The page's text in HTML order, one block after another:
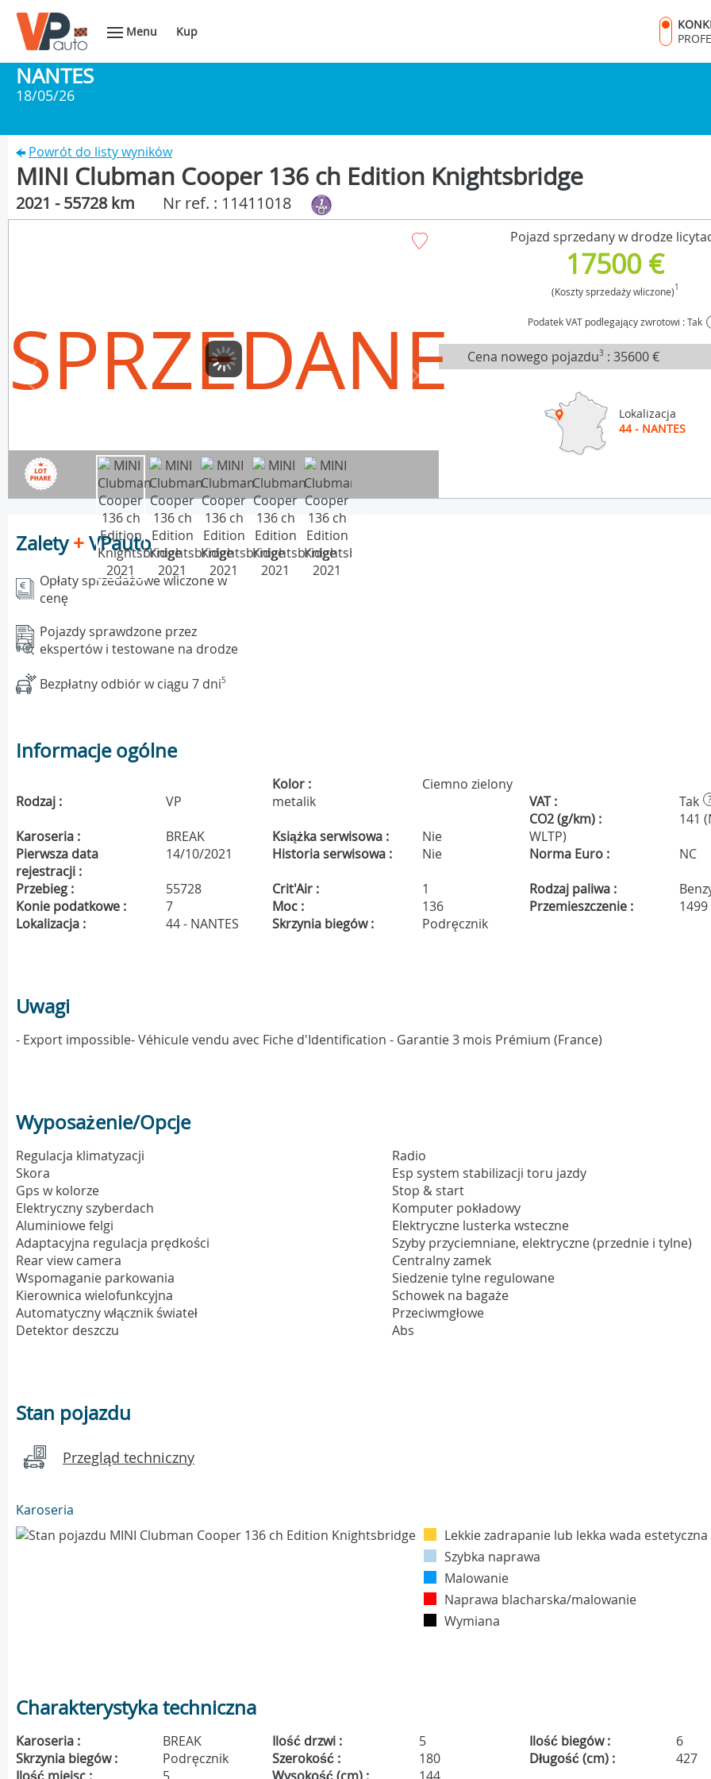
Menu Kup
NANTES
18/05/26
Powrót do listy wyników
MINI Clubman Cooper 136 ch Edition Knightsbridge
2021 - 55728 km Nr ref. : 11411018
SPRZEDANE
Pojazd sprzedany w drodze
17500 €
(Koszty sprzedaży wliczone)1
Podatek VAT podlegający zwrotowi : Tak
Cena nowego pojazdu3 : 35600 €
Lokalizacja
44 - NANTES
Zalety+VPauto
Opłaty sprzedażowe wliczone w
cenę
Pojazdy sprawdzone przez
ekspertów i testowane na drodze
Bezpłatny odbiór w ciągu 7 dni5
Informacje ogólne
Rodzaj : VP
Kolor :
Ciemno zielony
metalik
VAT : Tak ?
Karoseria : BREAK Książka serwisowa : Nie
CO2 (g/km) :
141
WLTP)
Pierwsza data
rejestracji :
14/10/2021 Historia serwisowa : Nie Norma Euro :
NC
Przebieg :
55728 Crit'Air : 1 Rodzaj paliwa :
Konie podatkowe :
7 Moc : 136 Przemieszczenie :
1499
Lokalizacja :
44 - NANTES Skrzynia biegów : Podręcznik
Uwagi
- Export impossible- Véhicule vendu avec Fiche d'Identification - Garantie 3 mois Prémium (France)
Wyposażenie/Opcje
Regulacja klimatyzacji
Skora
Gps w kolorze
Elektryczny szyberdach
Aluminiowe felgi
Adaptacyjna regulacja prędkości
Rear view camera
Wspomaganie parkowania
Kierownica wielofunkcyjna
Automatyczny włącznik świateł
Detektor deszczu
Radio
Esp system stabilizacji toru jazdy
Stop & start
Komputer pokładowy
Elektryczne lusterka wsteczne
Szyby przyciemniane, elektryczne (przednie i tylne)
Centralny zamek
Siedzenie tylne regulowane
Schowek na bagaże
Przeciwmgłowe
Abs
Stan pojazdu
Przegląd techniczny
Karoseria
Lekkie zadrapanie lub lekka wada estetyczna
Szybka naprawa
Malowanie
Naprawa blacharska/malowanie
Wymiana
Charakterystyka techniczna
Karoseria : BREAK Ilość drzwi : 5 Ilość biegów :
6
Skrzynia biegów :
Podręcznik Szerokość : 180 Długość (cm) :
427